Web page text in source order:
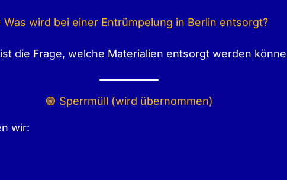
Was wird bei einer Entrümpelung in Berlin entsorgt?
die Frage, welche Materialien entsorgt werden
🟢 Sperrmüll (wird übernommen)
wir: